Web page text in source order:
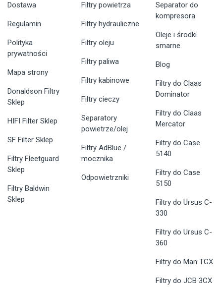
Dostawa
Regulamin
Polityka
prywatności
Mapa strony
Donaldson Filtry
Sklep
HIFI Filter Sklep
SF Filter Sklep
Filtry Fleetguard
Sklep
Filtry Baldwin
Sklep
Filtry powietrza
Filtry hydrauliczne
Filtry oleju
Filtry paliwa
Filtry kabinowe
Filtry cieczy
Separatory
powietrze/olej
Filtry AdBlue /
mocznika
Odpowietrzniki
Separator do
kompresora
Oleje i środki
smarne
Blog
Filtry do Claas
Dominator
Filtry do Claas
Mercator
Filtry do Case
5140
Filtry do Case
5150
Filtry do Ursus C-
330
Filtry do Ursus C-
360
Filtry do Man TGX
Filtry do JCB 3CX